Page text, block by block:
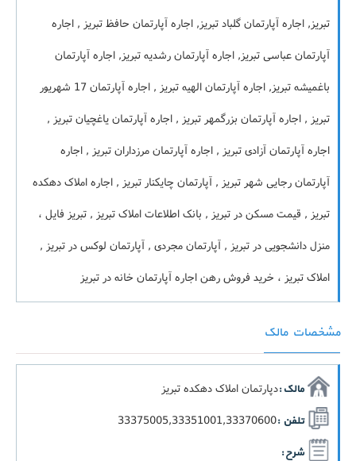
تبریز, اجاره آپارتمان گلباد تبریز, اجاره آپارتمان حافظ تبریز , اجاره
آپارتمان عباسی تبریز, اجاره آپارتمان رشدیه تبریز, اجاره آپارتمان
باغمیشه تبریز, اجاره آپارتمان الهیه تبریز , اجاره آپارتمان 17 شهریور
تبریز , اجاره آپارتمان بزرگمهر تبریز , اجاره آپارتمان یاغچیان تبریز ,
اجاره آپارتمان آزادی تبریز , اجاره آپارتمان مرزداران تبریز , اجاره
آپارتمان رجایی شهر تبریز , آپارتمان چایکنار تبریز , اجاره املاک دهکده
تبریز , قیمت مسکن در تبریز , بانک اطلاعات املاک تبریز , تبریز فایل ،
منزل دانشجویی در تبریز , آپارتمان مجردی , آپارتمان لوکس در تبریز ,
املاک تبریز ، خرید فروش رهن اجاره آپارتمان خانه در تبریز
مشخصات مالک
مالک :دپارتمان املاک دهکده تبریز
تلفن :33375005,33351001,33370600
شرح :